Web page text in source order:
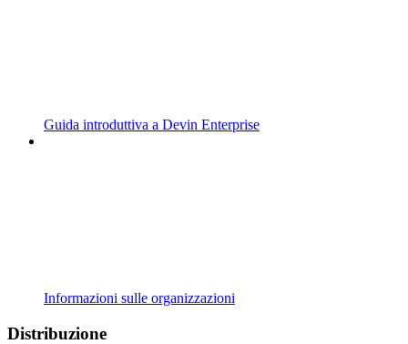
Guida introduttiva a Devin Enterprise
Informazioni sulle organizzazioni
Distribuzione